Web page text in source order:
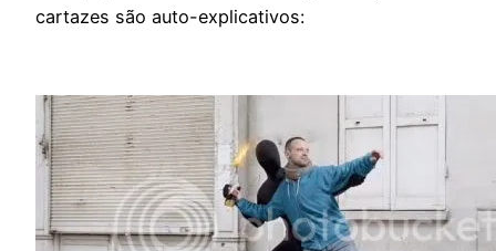
cartazes são auto-explicativos: